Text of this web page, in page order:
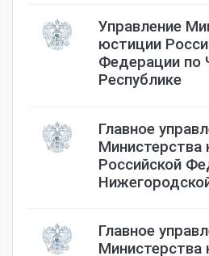
Управление
юстиции
Федерации по
Республике
Главное
Министерства
Российской
Главное
Министерства